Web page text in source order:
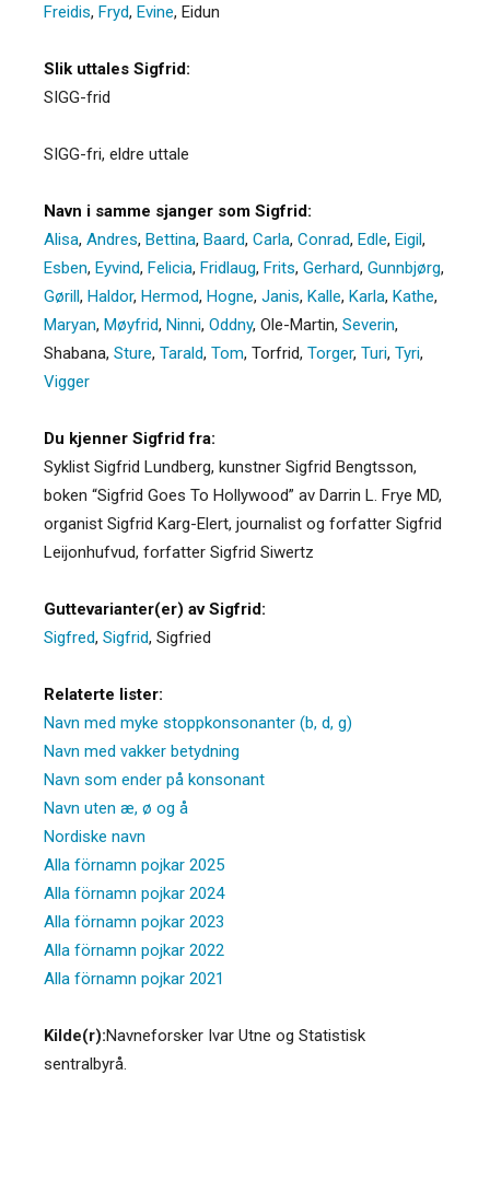
Freidis, Fryd, Evine, Eidun
Slik uttales Sigfrid:
SIGG-frid
SIGG-fri, eldre uttale
Navn i samme sjanger som Sigfrid:
Alisa, Andres, Bettina, Baard, Carla, Conrad, Edle, Eigil,
Esben, Eyvind, Felicia, Fridlaug, Frits, Gerhard, Gunnbjørg,
Gørill, Haldor, Hermod, Hogne, Janis, Kalle, Karla, Kathe,
Maryan, Møyfrid, Ninni, Oddny, Ole-Martin, Severin,
Shabana, Sture, Tarald, Tom, Torfrid, Torger, Turi, Tyri,
Vigger
Du kjenner Sigfrid fra:
Syklist Sigfrid Lundberg, kunstner Sigfrid Bengtsson,
boken “Sigfrid Goes To Hollywood” av Darrin L. Frye MD,
organist Sigfrid Karg-Elert, journalist og forfatter Sigfrid
Leijonhufvud, forfatter Sigfrid Siwertz
Guttevarianter(er) av Sigfrid:
Sigfred, Sigfrid, Sigfried
Relaterte lister:
Navn med myke stoppkonsonanter (b, d, g)
Navn med vakker betydning
Navn som ender på konsonant
Navn uten æ, ø og å
Nordiske navn
Alla förnamn pojkar 2025
Alla förnamn pojkar 2024
Alla förnamn pojkar 2023
Alla förnamn pojkar 2022
Alla förnamn pojkar 2021
Kilde(r):Navneforsker Ivar Utne og Statistisk
sentralbyrå.